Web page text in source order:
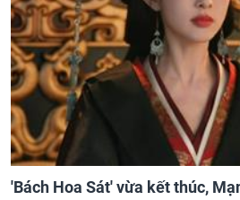
'Bách Hoa Sát' vừa kết thúc,